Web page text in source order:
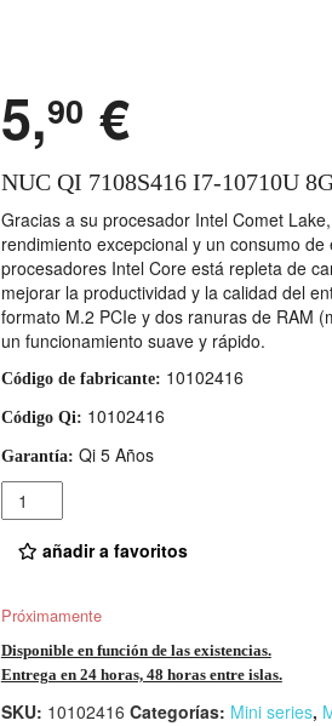
5,90 €
NUC QI 7108S416 I7-10710U
Gracias a su procesador Intel Comet
rendimiento excepcional y un consumo
procesadores Intel Core está repleta de
mejorar la productividad y la calidad del
formato M.2 PCIe y dos ranuras de RAM
un funcionamiento suave y rápido.
Código de fabricante: 10102416
Código Qi: 10102416
Garantía: Qi 5 Años
Cantidad
añadir a favoritos
Próximamente
Disponible en función de las existencias.
Entrega en 24 horas, 48 horas entre islas.
SKU: 10102416 Categorías: Mini series,